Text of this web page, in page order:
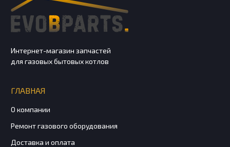
Интернет-магазин запчастей
для газовых бытовых котлов
ГЛАВНАЯ
О компании
Ремонт газового оборудования
Доставка и оплата